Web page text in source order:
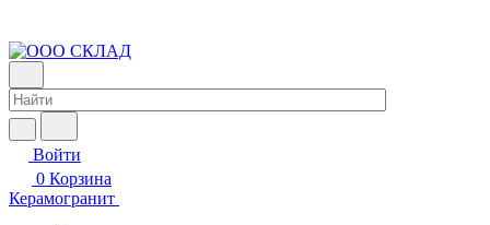
Войти
0 Корзина
Керамогранит